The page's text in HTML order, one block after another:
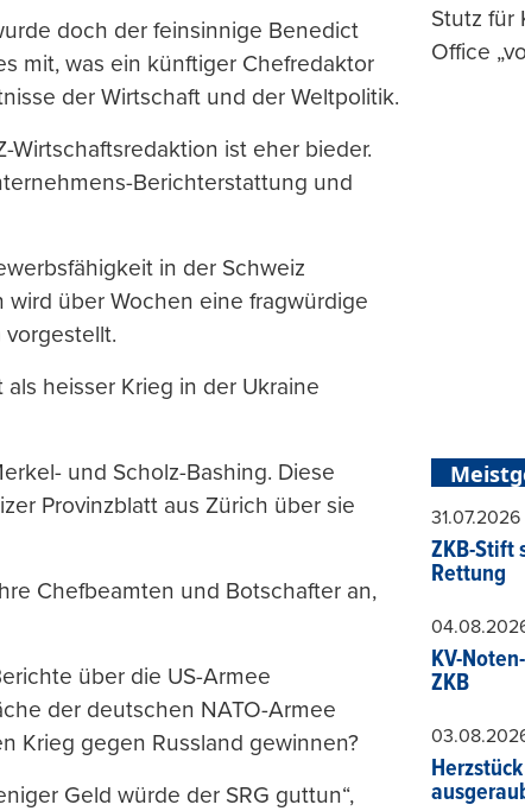
doch der feinsinnige Benedict
mit, was ein künftiger Chefredaktor
der Wirtschaft und der Weltpolitik.
Wirtschaftsredaktion ist eher bieder.
Berichterstattung und
in der Schweiz
über Wochen eine fragwürdige
vorgestellt.
heisser Krieg in der Ukraine
und Scholz-Bashing. Diese
Provinzblatt aus Zürich über sie
Chefbeamten und Botschafter an,
über die US-Armee
der deutschen NATO-Armee
Krieg gegen Russland gewinnen?
Geld würde der SRG guttun“,
Stutz für
Office
31.07.2026
ZKB-Stift
Rettung
KV-
ZKB